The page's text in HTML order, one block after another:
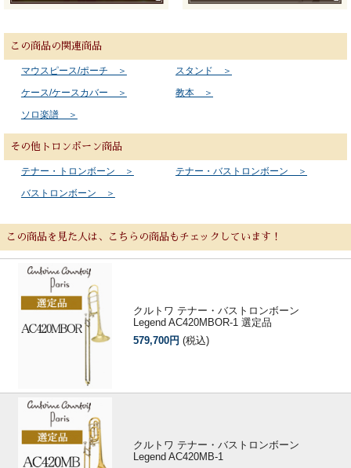
この商品の関連商品
マウスピース/ポーチ ＞
スタンド ＞
ケース/ケースカバー ＞
教本 ＞
ソロ楽譜 ＞
その他トロンボーン商品
テナー・トロンボーン ＞
テナー・バストロンボーン ＞
バストロンボーン ＞
この商品を見た人は、こちらの商品もチェックしています！
クルトワ テナー・バストロンボーン
Legend AC420MBOR-1 選定品
579,700円 (税込)
クルトワ テナー・バストロンボーン
Legend AC420MB-1